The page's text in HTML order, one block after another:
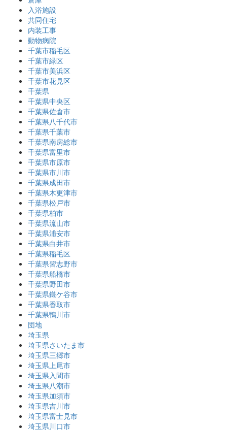
入浴施設
共同住宅
内装工事
動物病院
千葉市稲毛区
千葉市緑区
千葉市美浜区
千葉市花見区
千葉県
千葉県中央区
千葉県佐倉市
千葉県八千代市
千葉県千葉市
千葉県南房総市
千葉県富里市
千葉県市原市
千葉県市川市
千葉県成田市
千葉県木更津市
千葉県松戸市
千葉県柏市
千葉県流山市
千葉県浦安市
千葉県白井市
千葉県稲毛区
千葉県習志野市
千葉県船橋市
千葉県野田市
千葉県鎌ケ谷市
千葉県香取市
千葉県鴨川市
団地
埼玉県
埼玉県さいたま市
埼玉県三郷市
埼玉県上尾市
埼玉県入間市
埼玉県八潮市
埼玉県加須市
埼玉県吉川市
埼玉県富士見市
埼玉県川口市